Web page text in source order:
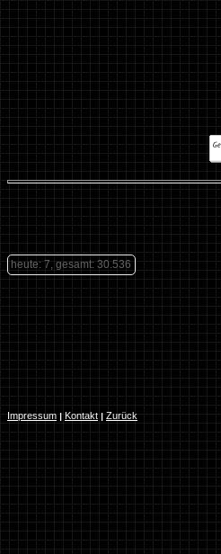
heute: 7, gesamt: 30.536
Impressum | Kontakt | Zurück